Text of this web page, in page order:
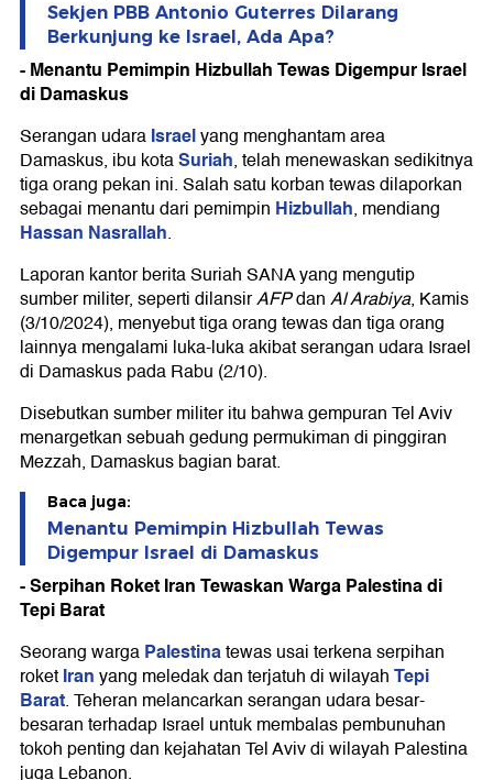
Sekjen PBB Antonio Guterres Dilarang
Berkunjung ke Israel, Ada Apa?
- Menantu Pemimpin Hizbullah Tewas Digempur Israel
di Damaskus
Serangan udaraIsraelyang menghantam area
Damaskus, ibu kotaSuriah, telah menewaskan sedikitnya
tiga orang pekan ini. Salah satu korban tewas dilaporkan
sebagai menantu dari pemimpin Hizbullah, mendiang
Hassan Nasrallah.
Laporan kantor berita Suriah SANA yang mengutip
sumber militer, seperti dilansirAFPdanAl Arabiya, Kamis
(3/10/2024), menyebut tiga orang tewas dan tiga orang
lainnya mengalami luka-luka akibat serangan udara Israel
di Damaskus pada Rabu (2/10).
Disebutkan sumber militer itu bahwa gempuran Tel Aviv
menargetkan sebuah gedung permukiman di pinggiran
Mezzah, Damaskus bagian barat.
Baca juga:
Menantu Pemimpin Hizbullah Tewas
Digempur Israel di Damaskus
- Serpihan Roket Iran Tewaskan Warga Palestina di
Tepi Barat
Seorang wargaPalestinatewas usai terkena serpihan
roketIranyang meledak dan terjatuh di wilayahTepi
Barat. Teheran melancarkan serangan udara besar-
besaran terhadap Israel untuk membalas pembunuhan
tokoh penting dan kejahatan Tel Aviv di wilayah Palestina
juga Lebanon.